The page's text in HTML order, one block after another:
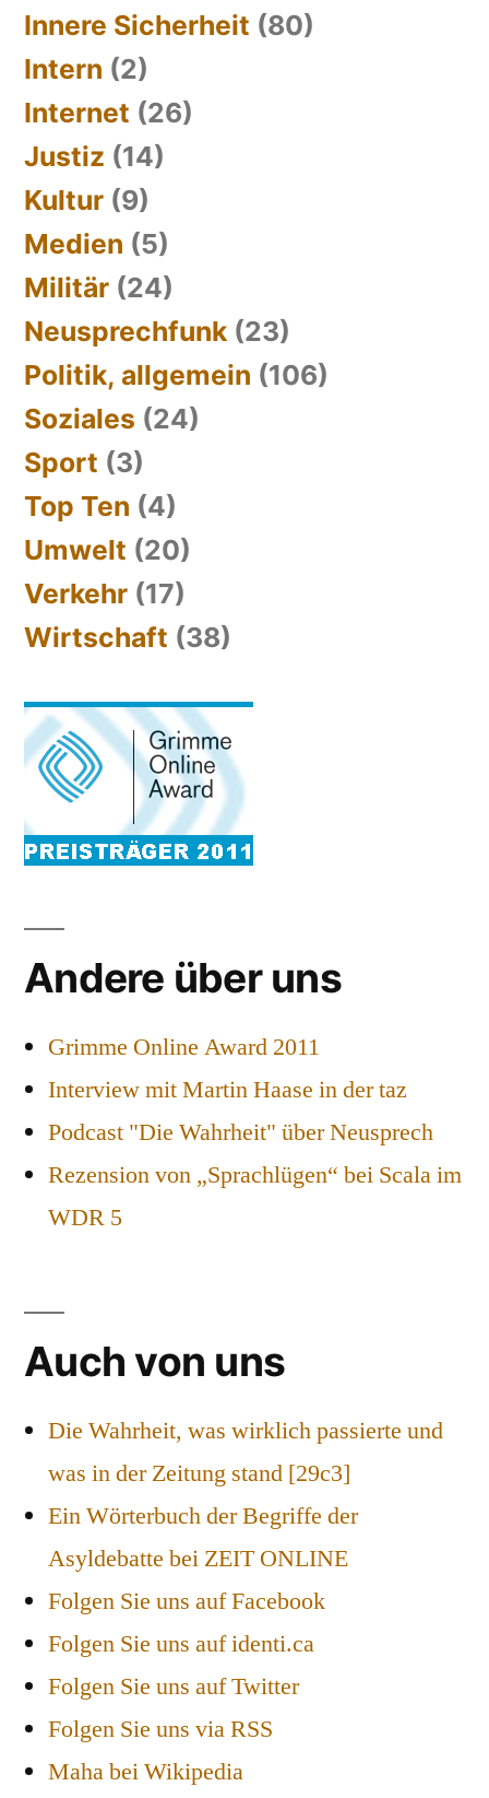
Innere Sicherheit (80)
Intern (2)
Internet (26)
Justiz (14)
Kultur (9)
Medien (5)
Militär (24)
Neusprechfunk (23)
Politik, allgemein (106)
Soziales (24)
Sport (3)
Top Ten (4)
Umwelt (20)
Verkehr (17)
Wirtschaft (38)
Andere über uns
Grimme Online Award 2011
Interview mit Martin Haase in der taz
Podcast "Die Wahrheit" über Neusprech
Rezension von „Sprachlügen“ bei Scala im
WDR 5
Auch von uns
Die Wahrheit, was wirklich passierte und
was in der Zeitung stand [29c3]
Ein Wörterbuch der Begriffe der
Asyldebatte bei ZEIT ONLINE
Folgen Sie uns auf Facebook
Folgen Sie uns auf identi.ca
Folgen Sie uns auf Twitter
Folgen Sie uns via RSS
Maha bei Wikipedia